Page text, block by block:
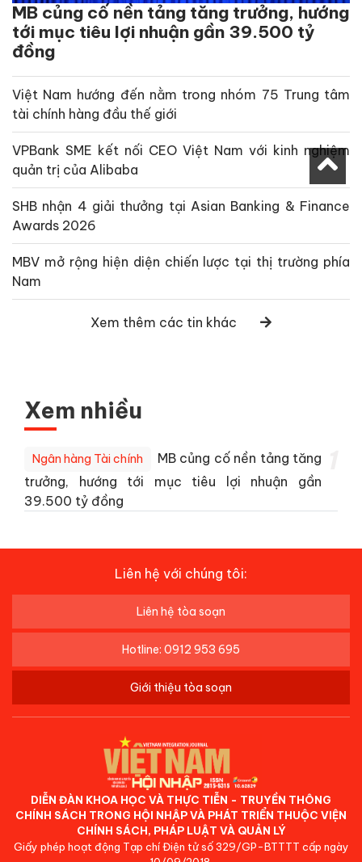
MB củng cố nền tảng tăng trưởng, hướng
tới mục tiêu lợi nhuận gần 39.500 tỷ
đồng
Việt Nam hướng đến nằm trong nhóm 75 Trung tâm
tài chính hàng đầu thế giới
VPBank SME kết nối CEO Việt Nam với kinh nghiệm
quản trị của Alibaba
SHB nhận 4 giải thưởng tại Asian Banking & Finance
Awards 2026
MBV mở rộng hiện diện chiến lược tại thị trường phía
Nam
Xem thêm các tin khác
Xem nhiều
Ngân hàng Tài chính
MB củng cố nền tảng tăng
trưởng, hướng tới mục tiêu lợi nhuận gần
39.500 tỷ đồng
Liên hệ với chúng tôi:
Liên hệ tòa soạn
Hotline: 0912 953 695
Giới thiệu tòa soạn
DIỄN ĐÀN KHOA HỌC VÀ THỰC TIỄN - TRUYỀN THÔNG
CHÍNH SÁCH TRONG HỘI NHẬP VÀ PHÁT TRIỂN THUỘC VIỆN
CHÍNH SÁCH, PHÁP LUẬT VÀ QUẢN LÝ
Giấy phép hoạt động Tạp chí Điện tử số 329/GP-BTTTT cấp ngày